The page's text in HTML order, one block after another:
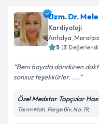
Uzm. Dr.
Kardiyoloji
Antalya,
5 (3
Beni hayata döndüren
sonsuz teşekkürler. ....
Özel Medstar Topçular
Tarım Mah. Perge Blv. No: 19,